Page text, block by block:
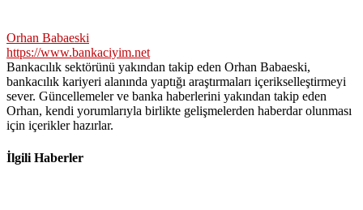
Orhan Babaeski
https://www.bankaciyim.net
Bankacılık sektörünü yakından takip eden Orhan Babaeski,
bankacılık kariyeri alanında yaptığı araştırmaları içerikselleştirmeyi
sever. Güncellemeler ve banka haberlerini yakından takip eden
Orhan, kendi yorumlarıyla birlikte gelişmelerden haberdar olunması
için içerikler hazırlar.
İlgili Haberler